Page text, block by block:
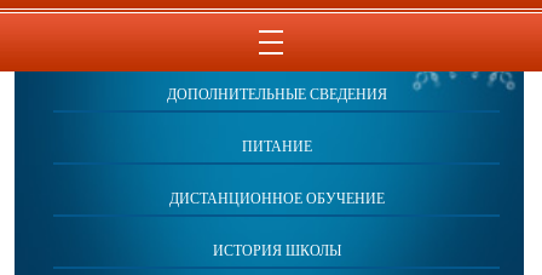
ПРОТИВОДЕЙСТВИЕ КОРРУПЦИИ
ДОПОЛНИТЕЛЬНЫЕ СВЕДЕНИЯ
ПИТАНИЕ
ДИСТАНЦИОННОЕ ОБУЧЕНИЕ
ИСТОРИЯ ШКОЛЫ